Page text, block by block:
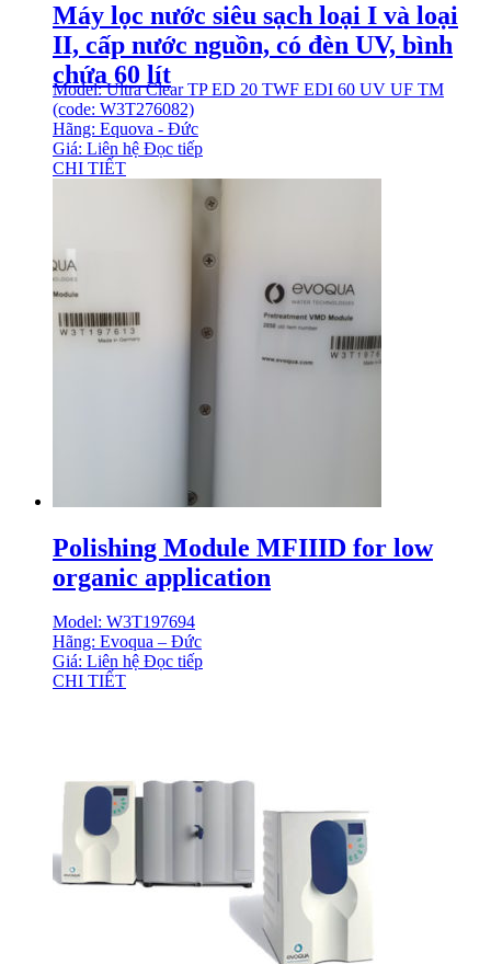
Máy lọc nước siêu sạch loại I và loại
II, cấp nước nguồn, có đèn UV, bình
chứa 60 lít
Model: Ultra Clear TP ED 20 TWF EDI 60 UV UF TM
(code: W3T276082)
Hãng: Equova - Đức
Giá: Liên hệ Đọc tiếp
CHI TIẾT
Polishing Module MFIIID for low
organic application
Model: W3T197694
Hãng: Evoqua – Đức
Giá: Liên hệ Đọc tiếp
CHI TIẾT